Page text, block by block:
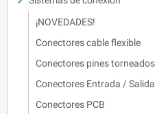
¡NOVEDADES!
Conectores cable flexible
Conectores pines torneados
Conectores Entrada / Salida
Conectores PCB